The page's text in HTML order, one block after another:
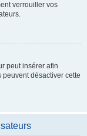
verrouiller vos
peut insérer afin
peuvent désactiver cette